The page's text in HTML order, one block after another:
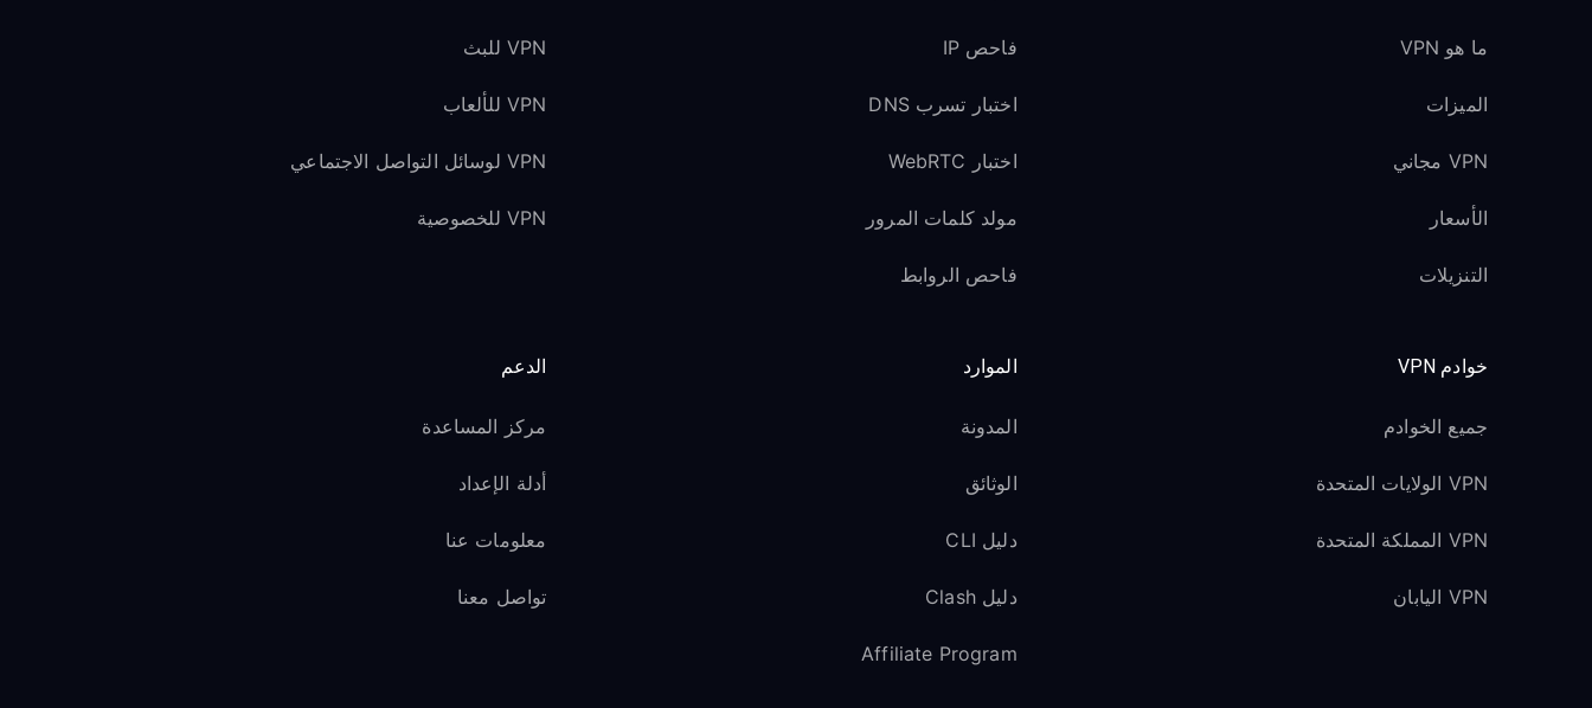
ما هو VPN
الميزات
VPN مجاني
الأسعار
التنزيلات
فاحص IP
اختبار تسرب DNS
اختبار WebRTC
مولد كلمات المرور
فاحص الروابط
VPN للبث
VPN للألعاب
VPN لوسائل التواصل الاجتماعي
VPN للخصوصية
خوادم VPN
جميع الخوادم
VPN الولايات المتحدة
VPN المملكة المتحدة
VPN اليابان
الموارد
المدونة
الوثائق
دليل CLI
دليل Clash
Affiliate Program
الدعم
مركز المساعدة
أدلة الإعداد
معلومات عنا
تواصل معنا